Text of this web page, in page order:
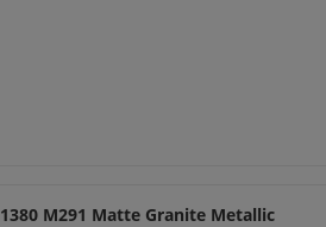
1380 M291 Matte Granite Metallic